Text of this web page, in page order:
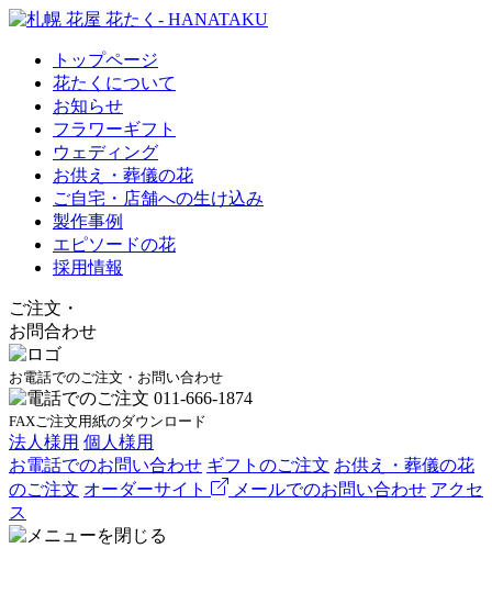
トップページ
花たくについて
お知らせ
フラワーギフト
ウェディング
お供え・葬儀の花
ご自宅・店舗への生け込み
製作事例
エピソードの花
採用情報
ご注文 ・
お問合わせ
お電話でのご注文・お問い合わせ
FAXご注文用紙のダウンロード
法人様用 個人様用
お電話でのお問い合わせ ギフトのご注文 お供え・葬儀の花
のご注文 オーダーサイト メールでのお問い合わせ アクセ
ス